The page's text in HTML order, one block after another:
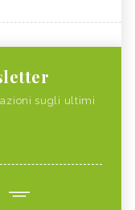
sugli ultimi